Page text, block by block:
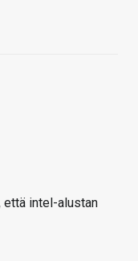
intel-alustan